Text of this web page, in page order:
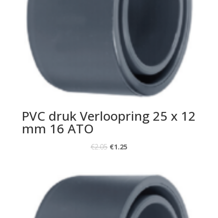
PVC druk Verloopring 25 x 12
mm 16 ATO
€2.05 €1.25